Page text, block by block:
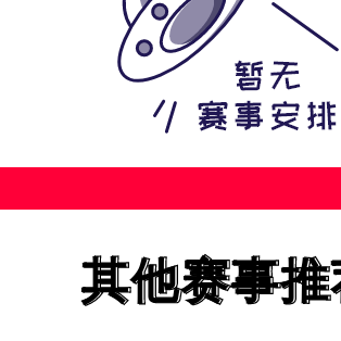
其他赛事
其他赛事